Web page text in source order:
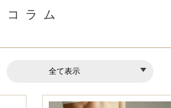
コラム